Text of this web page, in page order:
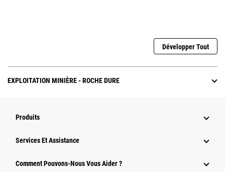
Développer Tout
EXPLOITATION MINIÈRE - ROCHE DURE
Produits
Services Et Assistance
Comment Pouvons-Nous Vous Aider ?